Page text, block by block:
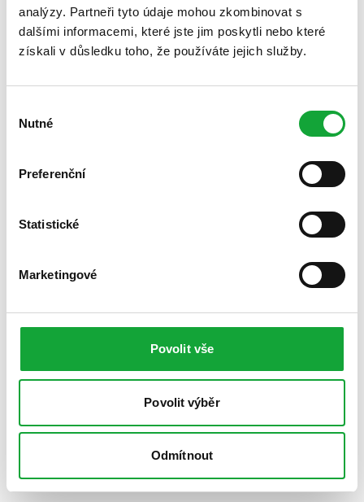
analýzy. Partneři tyto údaje mohou zkombinovat s
dalšími informacemi, které jste jim poskytli nebo které
získali v důsledku toho, že používáte jejich služby.
souhlasu
Nutné
Preferenční
Statistické
Marketingové
Povolit vše
Povolit výběr
Odmítnout